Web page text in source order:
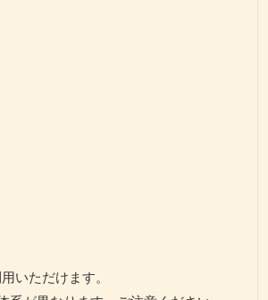
いただけます。